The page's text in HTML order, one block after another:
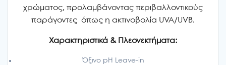
χρώματος, προλαμβάνοντας περιβαλλοντικούς
παράγοντες όπως η ακτινοβολία UVA/UVB.
Χαρακτηριστικά & Πλεονεκτήματα:
Όξινο pH Leave-in